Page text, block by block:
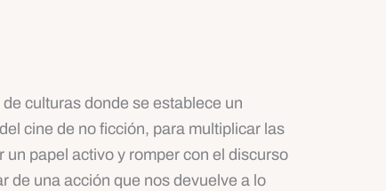
culturas donde se establece un
cine de no ficción, para multiplicar las
papel activo y romper con el discurso
de una acción que nos devuelve a lo